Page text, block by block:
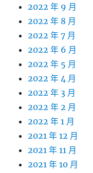
2022 年 9 月
2022 年 8 月
2022 年 7 月
2022 年 6 月
2022 年 5 月
2022 年 4 月
2022 年 3 月
2022 年 2 月
2022 年 1 月
2021 年 12 月
2021 年 11 月
2021 年 10 月